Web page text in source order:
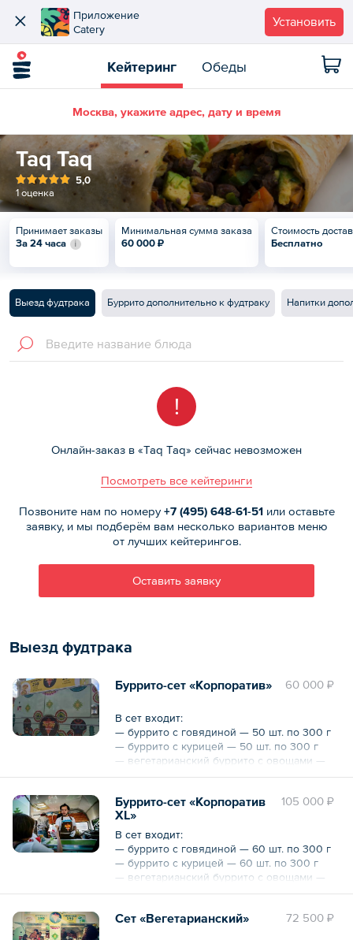
Приложение
Catery
Установить
Кейтеринг Обеды
Москва, укажите адрес, дату и время
Taq Taq
5,0
1 оценка
Принимает заказы
За 24 часа
Минимальная сумма заказа
60 000 ₽
Стоимость
Бесплатно
Выезд фудтрака Буррито дополнительно к фудтраку Напитки
!
Онлайн-заказ в «Taq Taq» сейчас невозможен
Посмотреть все кейтеринги
Позвоните нам по номеру+7 (495) 648-61-51или оставьте
заявку, и мы подберём вам несколько вариантов меню
от лучших кейтерингов.
Оставить заявку
Выезд фудтрака
60 000 ₽
Буррито-сет «Корпоратив»
В сет входит:
— буррито с говядиной — 50 шт. по 300 г
— буррито с курицей — 50 шт. по 300 г
— вегетарианский буррито с овощами —
50 шт. по 300 г
400 мл
— вода минеральная — 50 шт. по 500 мл
Для выезда, требуется наличие розетки:
Силовая розетка 32А, 380В, 10кВт
105 000 ₽
Буррито-сет «Корпоратив
XL»
В сет входит:
— буррито с говядиной — 60 шт. по 300 г
— буррито с курицей — 60 шт. по 300 г
— вегетарианский буррито с овощами —
60 шт.
— лимонад «тархун» — 60 шт. по 400 мл
72 500 ₽
Сет «Вегетарианский»